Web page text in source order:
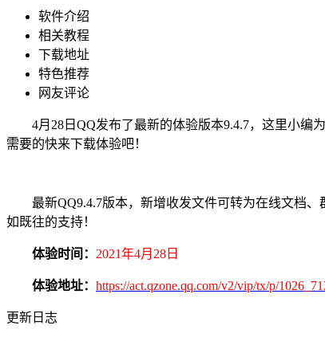
软件介绍
相关教程
下载地址
特色推荐
网友评论
4月28日QQ发布了最新的体验版本9.4.7，这里小编
需要的快来下载体验吧！
最新QQ9.4.7版本，新增收发文件可转为在线文档、
如既往的支持！
体验时间： 2021年4月28日
体验地址： https://act.qzone.qq.com/v2/vip/tx/p/
更新日志